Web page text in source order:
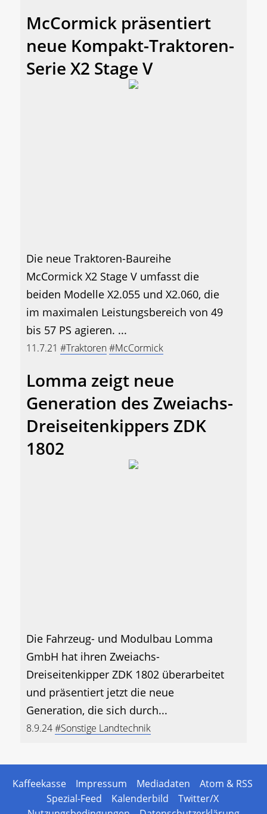
McCormick präsentiert
neue Kompakt-Traktoren-
Serie X2 Stage V
Die neue Traktoren-Baureihe
McCormick X2 Stage V umfasst die
beiden Modelle X2.055 und X2.060, die
im maximalen Leistungsbereich von 49
bis 57 PS agieren. ...
11.7.21 #Traktoren#McCormick
Lomma zeigt neue
Generation des Zweiachs-
Dreiseitenkippers ZDK
1802
Die Fahrzeug- und Modulbau Lomma
GmbH hat ihren Zweiachs-
Dreiseitenkipper ZDK 1802 überarbeitet
und präsentiert jetzt die neue
Generation, die sich durch...
8.9.24#Sonstige Landtechnik
Kaffeekasse Impressum Mediadaten
Atom & RSS
Spezial-Feed
Kalenderbild
Twitter/X